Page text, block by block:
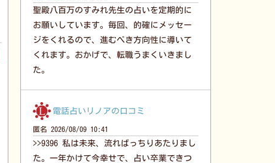
聖殿八百万のすみれ先生の占いを定期的に
お願いしています。毎回、的確にメッセー
ジをくれるので、進むべき方向性に導いて
くれます。おかげで、転職うまくいきまし
た。
電話占いリノアの口コミ
匿名 2026/08/09 10:41
>>9396 私は未来、流ればっちりあたりまし
た。一年かけて今幸せで、占い卒業できつ